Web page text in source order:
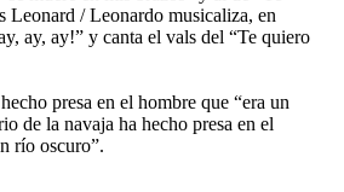
Leonard / Leonardo musicaliza, en
ay, ay!” y canta el vals del “Te quiero
presa en el hombre que “era un
de la navaja ha hecho presa en el
río oscuro”.